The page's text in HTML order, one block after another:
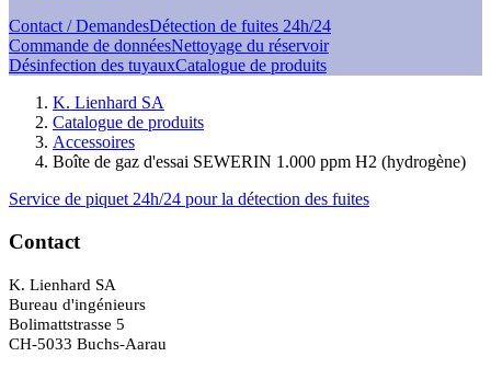
Contact / DemandesDétection de fuites 24h/24
Commande de donnéesNettoyage du réservoir
Désinfection des tuyauxCatalogue de produits
K. Lienhard SA
Catalogue de produits
Accessoires
Boîte de gaz d'essai SEWERIN 1.000 ppm H2 (hydrogène)
Service de piquet 24h/24 pour la détection des fuites
Contact
K. Lienhard SA
Bureau d'ingénieurs
Bolimattstrasse 5
CH-5033 Buchs-Aarau